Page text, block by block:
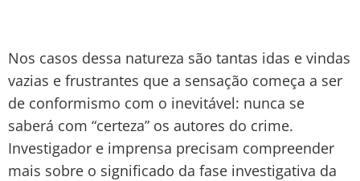
Nos casos dessa natureza são tantas idas e vindas
vazias e frustrantes que a sensação começa a ser
de conformismo com o inevitável: nunca se
saberá com “certeza” os autores do crime.
Investigador e imprensa precisam compreender
mais sobre o significado da fase investigativa da